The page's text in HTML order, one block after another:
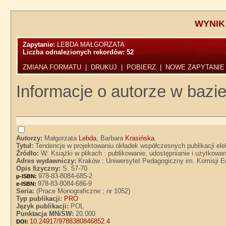
Zapytanie: LEBDA MAŁGORZATA
Liczba odnalezionych rekordów:52
ZMIANA FORMATU
DRUKUJ POBIERZ NOWE ZAPYTANIE
Informacje o autorze w
Autorzy: Małgorzata Lebda, Barbara Krasińska.
Tytuł:Tendencje w projektowaniu okładek współczesnych publikacji
Źródło:W: Książki w plikach : publikowanie, udostępnianie i
Adres wydawniczy: Kraków : Uniwersytet Pedagogiczny im. Komisji
Opis fizyczny:S. 57-70
p-ISBN:978-83-8084-685-2
e-ISBN:978-83-8084-686-9
Seria:(Prace Monograficzne ; nr 1052)
Typ publikacji: PRO
Język publikacji: POL
Punktacja MNiSW:20.000
DOI: 10.24917/9788380846852.4